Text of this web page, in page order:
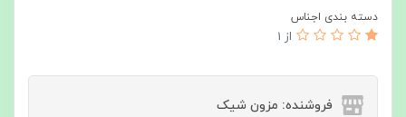
دسته بندی اجناس
از 1
فروشنده: مزون شیک